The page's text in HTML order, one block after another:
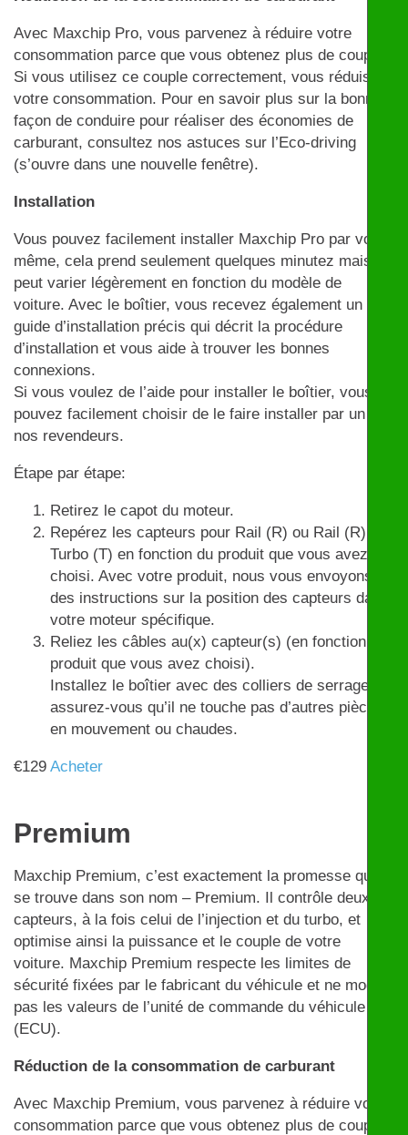
Avec Maxchip Pro, vous parvenez à réduire votre
consommation parce que vous obtenez plus de couple.
Si vous utilisez ce couple correctement, vous réduisez
votre consommation. Pour en savoir plus sur la bonne
façon de conduire pour réaliser des économies de
carburant, consultez nos astuces sur l’Eco-driving
(s’ouvre dans une nouvelle fenêtre).
Installation
Vous pouvez facilement installer Maxchip Pro par vous-
même, cela prend seulement quelques minutez mais
peut varier légèrement en fonction du modèle de
voiture. Avec le boîtier, vous recevez également un
guide d’installation précis qui décrit la procédure
d’installation et vous aide à trouver les bonnes
connexions.
Si vous voulez de l’aide pour installer le boîtier, vous
pouvez facilement choisir de le faire installer par un de
nos revendeurs.
Étape par étape:
Retirez le capot du moteur.
Repérez les capteurs pour Rail (R) ou Rail (R) et
Turbo (T) en fonction du produit que vous avez
choisi. Avec votre produit, nous vous envoyons
des instructions sur la position des capteurs dans
votre moteur spécifique.
Reliez les câbles au(x) capteur(s) (en fonction du
produit que vous avez choisi).
Installez le boîtier avec des colliers de serrage et
assurez-vous qu’il ne touche pas d’autres pièces
en mouvement ou chaudes.
€129 Acheter
Premium
Maxchip Premium, c’est exactement la promesse qui
se trouve dans son nom – Premium. Il contrôle deux
capteurs, à la fois celui de l’injection et du turbo, et
optimise ainsi la puissance et le couple de votre
voiture. Maxchip Premium respecte les limites de
sécurité fixées par le fabricant du véhicule et ne modifie
pas les valeurs de l’unité de commande du véhicule
(ECU).
Réduction de la consommation de carburant
Avec Maxchip Premium, vous parvenez à réduire votre
consommation parce que vous obtenez plus de couple.